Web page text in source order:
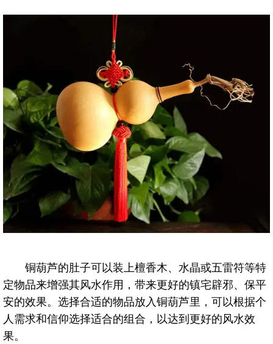
铜葫芦的肚子可以装上檀香木、水晶或五雷符等特
定物品来增强其风水作用，带来更好的镇宅辟邪、保平
安的效果。选择合适的物品放入铜葫芦里，可以根据个
人需求和信仰选择适合的组合，以达到更好的风水效
果。